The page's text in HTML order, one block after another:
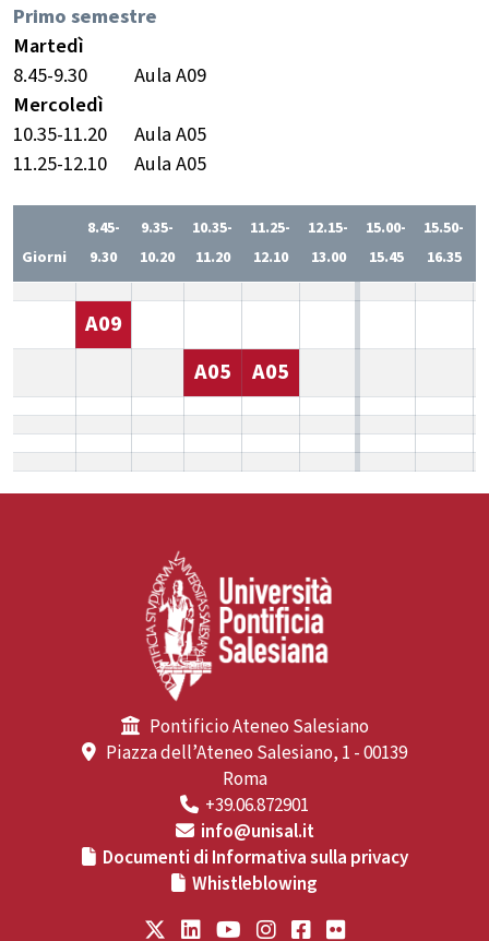
Primo semestre
Martedì
8.45-9.30
Aula A09
Mercoledì
10.35-11.20
Aula A05
11.25-12.10
Aula A05
Giorni
8.45-
9.30
9.35-
10.20
10.35-
11.20
11.25-
12.10
12.15-
13.00
15.00-
15.45
15.50-
16.35
A09
A05
A05
Pontificio Ateneo Salesiano
Piazza dell’Ateneo Salesiano, 1 - 00139
Roma
+39.06.872901
info@unisal.it
Documenti di Informativa sulla privacy
Whistleblowing